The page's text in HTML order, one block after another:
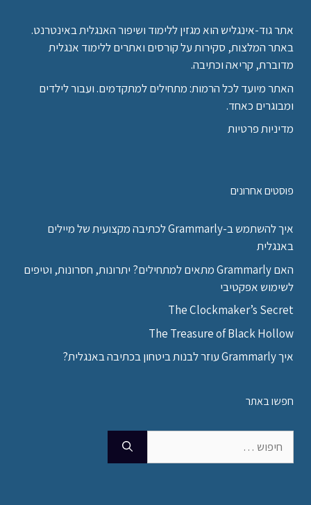
אתר גוד-אינגליש הוא מגזין ללימוד ושיפור האנגלית באינטרנט.
באתר המלצות, סקירות על קורסים ואתרים ללימוד אנגלית
מדוברת, קריאה וכתיבה.
האתר מיועד לכל הרמות: מתחילים למתקדמים. ועבור לילדים
ומבוגרים כאחד.
מדיניות פרטיות
פוסטים אחרונים
איך להשתמש ב-Grammarly לכתיבה מקצועית של מיילים
באנגלית
האם Grammarly מתאים למתחילים? יתרונות, חסרונות, וטיפים
לשימוש אפקטיבי
The Clockmaker’s Secret
The Treasure of Black Hollow
איך Grammarly עוזר לבנות ביטחון בכתיבה באנגלית?
חפשו באתר